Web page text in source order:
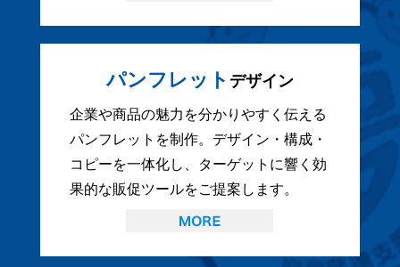
パンフレット デザイン
企業や商品の魅力を分かりやすく伝える
パンフレットを制作。デザイン・構成・
コピーを一体化し、ターゲットに響く効
果的な販促ツールをご提案します。